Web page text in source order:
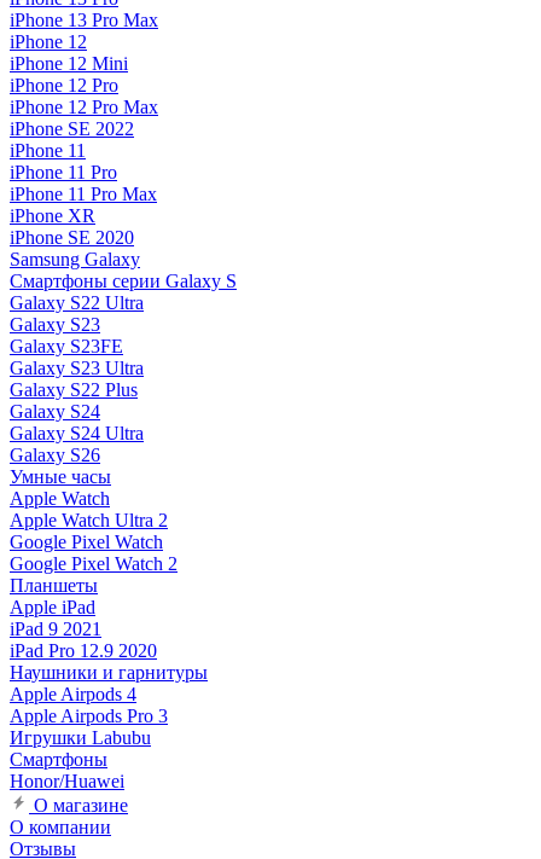
iPhone 13 Pro Max
iPhone 12
iPhone 12 Mini
iPhone 12 Pro
iPhone 12 Pro Max
iPhone SE 2022
iPhone 11
iPhone 11 Pro
iPhone 11 Pro Max
iPhone XR
iPhone SE 2020
Samsung Galaxy
Смартфоны серии Galaxy S
Galaxy S22 Ultra
Galaxy S23
Galaxy S23FE
Galaxy S23 Ultra
Galaxy S22 Plus
Galaxy S24
Galaxy S24 Ultra
Galaxy S26
Умные часы
Apple Watch
Apple Watch Ultra 2
Google Pixel Watch
Google Pixel Watch 2
Планшеты
Apple iPad
iPad 9 2021
iPad Pro 12.9 2020
Наушники и гарнитуры
Apple Airpods 4
Apple Airpods Pro 3
Игрушки Labubu
Смартфоны
Honor/Huawei
О магазине
О компании
Отзывы